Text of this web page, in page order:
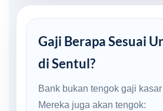
Gaji Berapa Sesuai
di Sentul?
Bank bukan tengok gaji
Mereka juga akan tengok: